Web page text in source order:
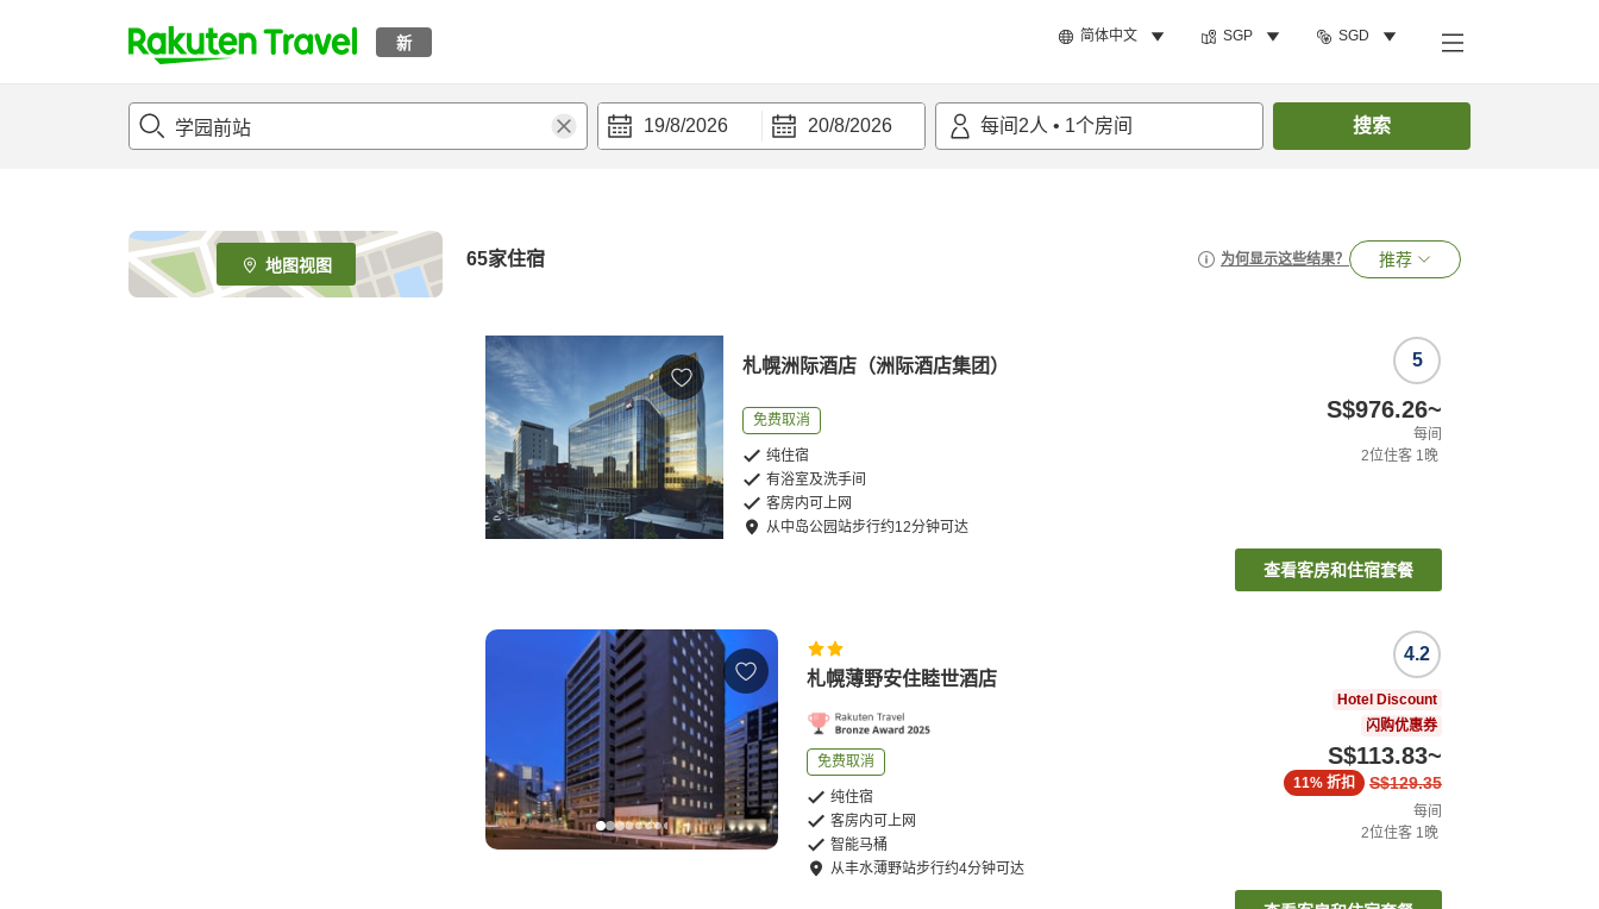
新 简体中文 SGP SGD
t
p
e
_
s
19/8/2026 20/8/2026 每间 2人 • 1个房间 搜索
地图视图 65家住宿 为何显示这些结果？ 推荐
札幌洲际酒店（洲际酒店集团）
免费取消
纯住宿
有浴室及洗手间
客房内可上网
从中岛公园站步行约12分钟可达
5
S$976.26~
每间
2位住客 1晚
查看客房和住宿套餐
札幌薄野安住睦世酒店
免费取消
纯住宿
客房内可上网
智能马桶
从丰水薄野站步行约4分钟可达
4.2
Hotel Discount
闪购优惠券
S$113.83~
S$129.35
11% 折扣
每间
2位住客 1晚